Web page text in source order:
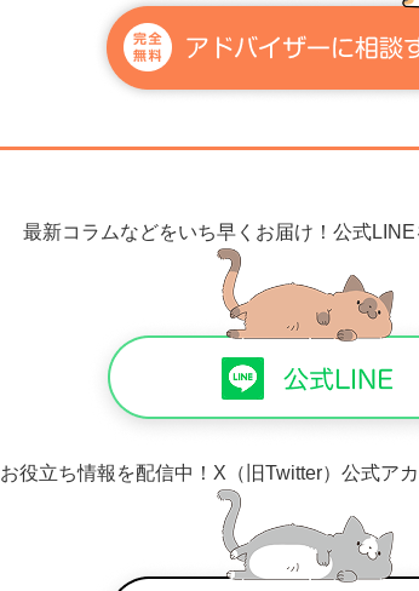
最新コラムなどをいち早くお届け！ 公式
お役立ち情報を配信中！ X（旧Twitter）公式ア